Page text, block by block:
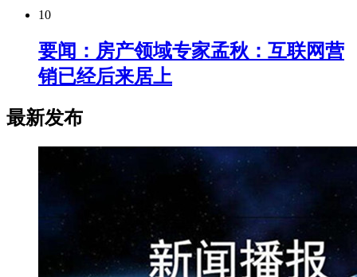
10
要闻：房产领域专家孟秋：互联网营
销已经后来居上
最新发布